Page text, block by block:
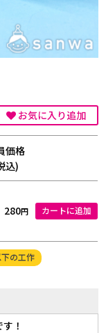
お気に入り追加
価格
込)
280円 カートに追加
の工作
！